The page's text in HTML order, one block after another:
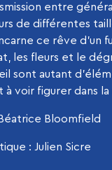
entre
de différentes
ce rêve d’un
les fleurs et le
sont autant
voir figurer dans la
Bloomfield
: Julien Sicre